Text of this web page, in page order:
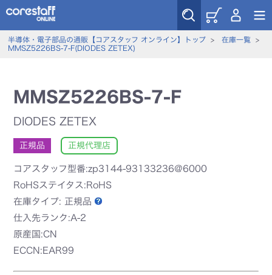
半導体・電子部品の通販【コアスタッフ オンライン】トップ> 在庫一覧>
MMSZ5226BS-7-F(DIODES ZETEX)
MMSZ5226BS-7-F
DIODES ZETEX
正規品 正規代理店
コアスタッフ型番:zp3144-93133236@6000
RoHSステイタス:RoHS
在庫タイプ: 正規品
仕入先ランク:A-2
原産国:CN
ECCN:EAR99